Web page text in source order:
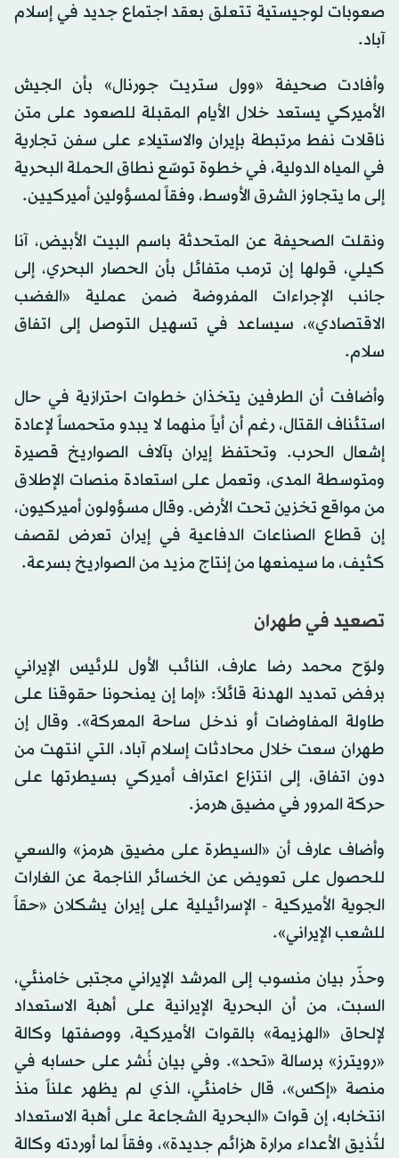
صعوبات لوجيستية تتعلق بعقد اجتماع جديد في إسلام
آباد.
وأفادت صحيفة «وول ستريت جورنال» بأن الجيش
الأميركي يستعد خلال الأيام المقبلة للصعود على متن
ناقلات نفط مرتبطة بإيران والاستيلاء على سفن تجارية
في المياه الدولية، في خطوة توسّع نطاق الحملة البحرية
إلى ما يتجاوز الشرق الأوسط، وفقاً لمسؤولين أميركيين.
ونقلت الصحيفة عن المتحدثة باسم البيت الأبيض، آنا
كيلي، قولها إن ترمب متفائل بأن الحصار البحري، إلى
جانب الإجراءات المفروضة ضمن عملية «الغضب
الاقتصادي»، سيساعد في تسهيل التوصل إلى اتفاق
سلام.
وأضافت أن الطرفين يتخذان خطوات احترازية في حال
استئناف القتال، رغم أن أياً منهما لا يبدو متحمساً لإعادة
إشعال الحرب. وتحتفظ إيران بآلاف الصواريخ قصيرة
ومتوسطة المدى، وتعمل على استعادة منصات الإطلاق
من مواقع تخزين تحت الأرض. وقال مسؤولون أميركيون،
إن قطاع الصناعات الدفاعية في إيران تعرض لقصف
كثيف، ما سيمنعها من إنتاج مزيد من الصواريخ بسرعة.
تصعيد في طهران
ولوّح محمد رضا عارف، النائب الأول للرئيس الإيراني
برفض تمديد الهدنة قائلاً: «إما إن يمنحونا حقوقنا على
طاولة المفاوضات أو ندخل ساحة المعركة». وقال إن
طهران سعت خلال محادثات إسلام آباد، التي انتهت من
دون اتفاق، إلى انتزاع اعتراف أميركي بسيطرتها على
حركة المرور في مضيق هرمز.
وأضاف عارف أن «السيطرة على مضيق هرمز» والسعي
للحصول على تعويض عن الخسائر الناجمة عن الغارات
الجوية الأميركية - الإسرائيلية على إيران يشكلان «حقاً
للشعب الإيراني».
وحذّر بيان منسوب إلى المرشد الإيراني مجتبى خامنئي،
السبت، من أن البحرية الإيرانية على أهبة الاستعداد
لإلحاق «الهزيمة» بالقوات الأميركية، ووصفتها وكالة
«رويترز» برسالة «تحد». وفي بيان نُشر على حسابه في
منصة «إكس»، قال خامنئي، الذي لم يظهر علناً منذ
انتخابه، إن قوات «البحرية الشجاعة على أهبة الاستعداد
لتُذيق الأعداء مرارة هزائم جديدة»، وفقاً لما أوردته وكالة